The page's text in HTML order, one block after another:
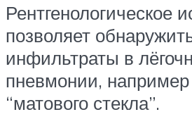
Рентгенологическое
позволяет
инфильтраты в
пневмонии, например
“матового стекла”.